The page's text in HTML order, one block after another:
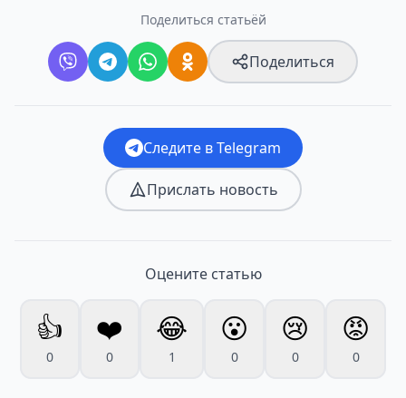
Поделиться статьёй
Поделиться
Следите в Telegram
Прислать новость
Оцените статью
👍
0
❤️
0
😂
1
😮
0
😢
0
😡
0